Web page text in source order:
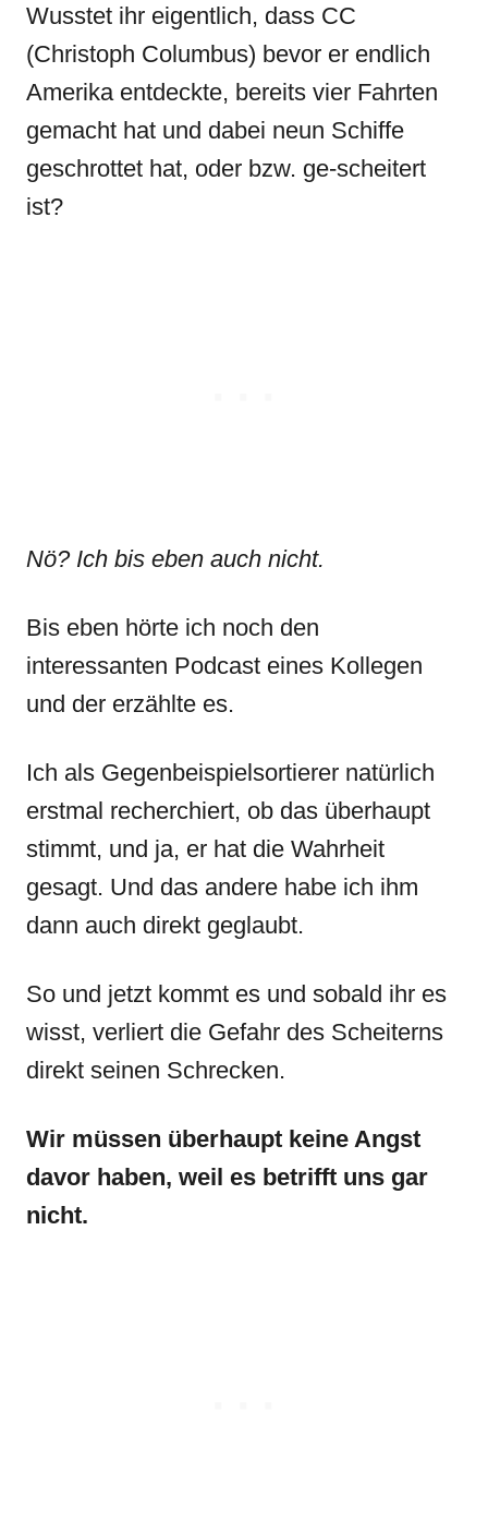
Wusstet ihr eigentlich, dass CC
(Christoph Columbus) bevor er endlich
Amerika entdeckte, bereits vier Fahrten
gemacht hat und dabei neun Schiffe
geschrottet hat, oder bzw. ge-scheitert
ist?
Nö? Ich bis eben auch nicht.
Bis eben hörte ich noch den
interessanten Podcast eines Kollegen
und der erzählte es.
Ich als Gegenbeispielsortierer natürlich
erstmal recherchiert, ob das überhaupt
stimmt, und ja, er hat die Wahrheit
gesagt. Und das andere habe ich ihm
dann auch direkt geglaubt.
So und jetzt kommt es und sobald ihr es
wisst, verliert die Gefahr des Scheiterns
direkt seinen Schrecken.
Wir müssen überhaupt keine Angst
davor haben, weil es betrifft uns gar
nicht.